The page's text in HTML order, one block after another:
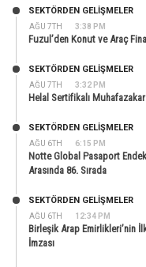
AĞU 7TH 3:38 PM
SEKTÖRDEN GELIŞMELER
Fuzul’den Konut ve Araç
AĞU 7TH 3:32 PM
SEKTÖRDEN GELIŞMELER
Helal Sertifikalı
AĞU 6TH 6:15 PM
SEKTÖRDEN GELIŞMELER
Notte Global Pasaport
Arasında 86. Sırada
AĞU 6TH 12:34 PM
SEKTÖRDEN GELIŞMELER
Birleşik Arap Emirlikleri’nin
İmzası